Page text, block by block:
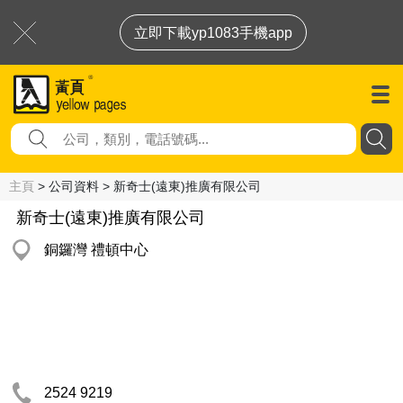
立即下載yp1083手機app
主頁 > 公司資料 > 新奇士(遠東)推廣有限公司
新奇士(遠東)推廣有限公司
銅鑼灣 禮頓中心
2524 9219